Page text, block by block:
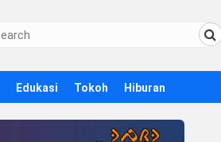
Edukasi Tokoh Hiburan